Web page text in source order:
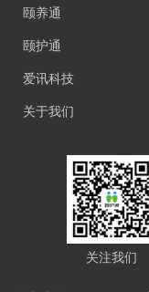
颐养通
颐护通
爱讯科技
关于我们
关注我们